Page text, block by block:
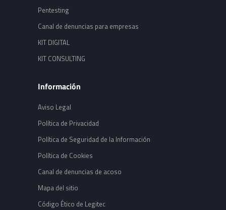
Pentesting
Canal de denuncias para empresas
KIT DIGITAL
KIT CONSULTING
Información
Aviso Legal
Política de Privacidad
Política de Seguridad de la Información
Política de Cookies
Canal de denuncias de acoso
Mapa del sitio
Código Ético de Legitec